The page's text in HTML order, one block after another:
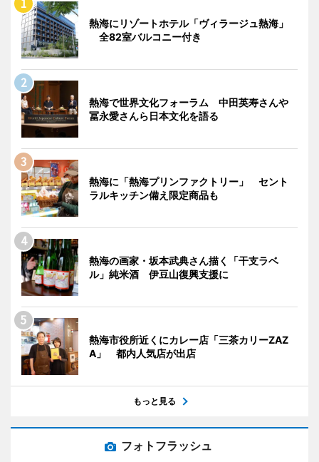
熱海にリゾートホテル「ヴィラージュ熱海」
全82室バルコニー付き
熱海で世界文化フォーラム 中田英寿さんや
冨永愛さんら日本文化を語る
熱海に「熱海プリンファクトリー」 セント
ラルキッチン備え限定商品も
熱海の画家・坂本武典さん描く「干支ラベ
ル」純米酒 伊豆山復興支援に
熱海市役所近くにカレー店「三茶カリーZAZ
A」 都内人気店が出店
もっと見る
フォトフラッシュ